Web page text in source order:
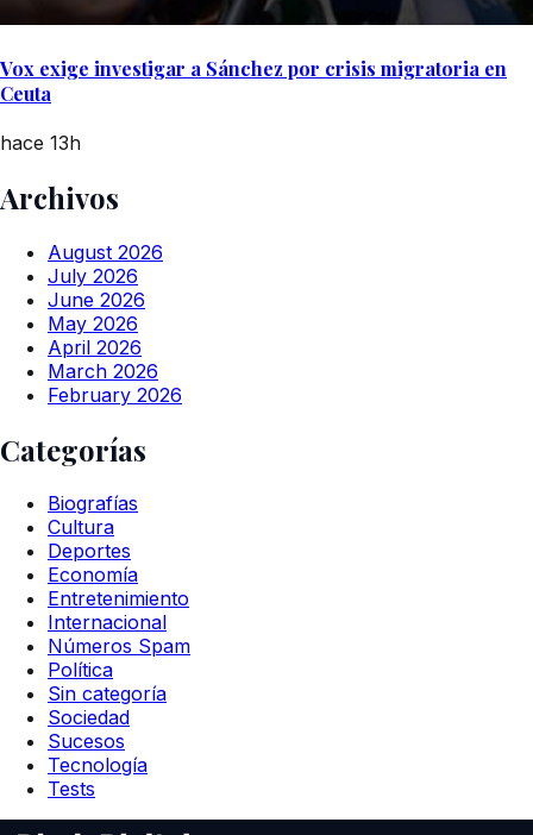
Vox exige investigar a Sánchez por crisis migratoria en
Ceuta
hace 13h
Archivos
August 2026
July 2026
June 2026
May 2026
April 2026
March 2026
February 2026
Categorías
Biografías
Cultura
Deportes
Economía
Entretenimiento
Internacional
Números Spam
Política
Sin categoría
Sociedad
Sucesos
Tecnología
Tests